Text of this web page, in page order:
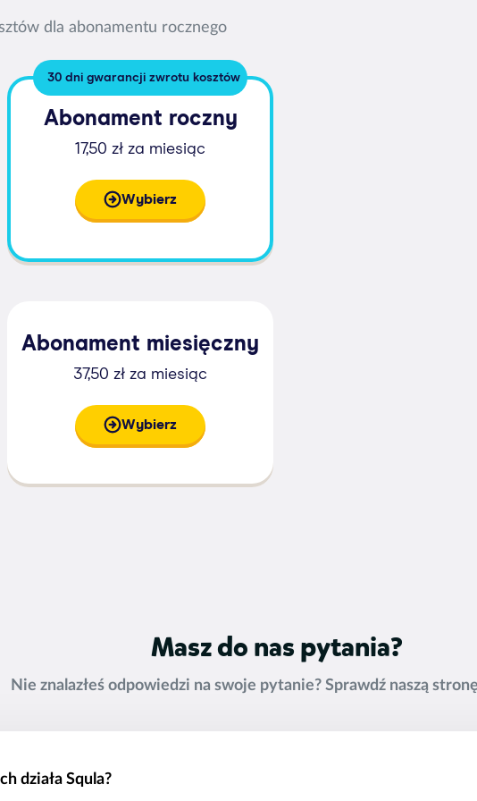
dla abonamentu rocznego
30 dni gwarancji zwrotu kosztów
Abonament roczny
17,50 zł za miesiąc
Wybierz
Abonament miesięczny
37,50 zł za miesiąc
Wybierz
Masz do nas pytania?
Nie znalazłeś odpowiedzi na swoje pytanie? Sprawdź naszą
działa Squla?